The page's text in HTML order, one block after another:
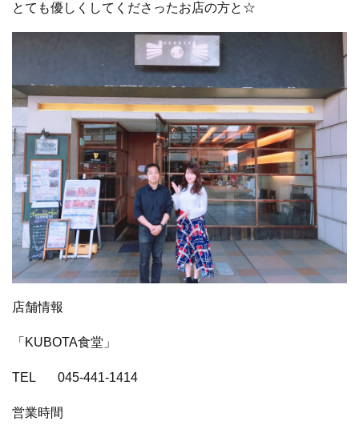
とても優しくしてくださったお店の方と☆
店舗情報
「KUBOTA食堂」
TEL 045-441-1414
営業時間